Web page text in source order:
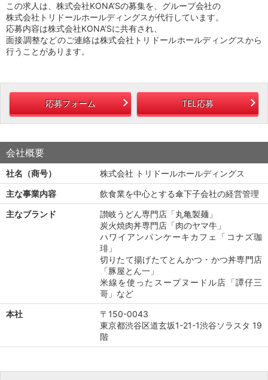
この求人は、株式会社KONA’Sの募集を、グループ会社の
株式会社トリドールホールディングスが代行しています。
応募内容は株式会社KONA’Sに共有され、
面接調整などのご連絡は株式会社トリドールホールディングスから
行うことがあります。
応募フォーム TEL応募
会社概要
社名（商号）
株式会社 トリドールホールディングス
主な事業内容
飲食業を中心とする傘下子会社の経営管理
主なブランド
讃岐うどん専門店「丸亀製麺」
炭火焼肉丼専門店「肉のヤマ牛」
ハワイアンパンケーキカフェ「コナズ珈
琲」
切りたて揚げたてとんかつ・かつ丼専門店
「豚屋とん一」
米線を使ったスープヌードル店「譚仔三
哥」など
本社
〒150-0043
東京都渋谷区道玄坂1-21-1渋谷ソラスタ 19
階